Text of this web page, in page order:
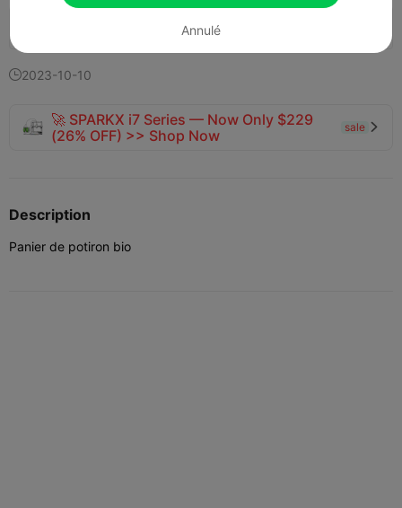
2023-10-10
🚀 SPARKX i7 Series — Now Only $229
(26% OFF) >> Shop Now
sale 
Description
Panier de potiron bio
Annulé